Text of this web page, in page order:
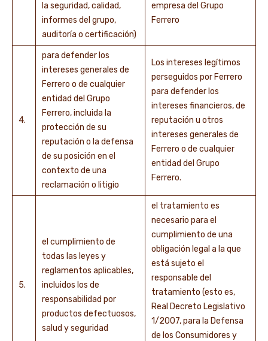
la seguridad, calidad,
informes del grupo,
auditoría o certificación)
empresa del Grupo
Ferrero
4.
para defender los
intereses generales de
Ferrero o de cualquier
entidad del Grupo
Ferrero, incluida la
protección de su
reputación o la defensa
de su posición en el
contexto de una
reclamación o litigio
Los intereses legítimos
perseguidos por Ferrero
para defender los
intereses financieros, de
reputación u otros
intereses generales de
Ferrero o de cualquier
entidad del Grupo
Ferrero.
5.
el cumplimiento de
todas las leyes y
reglamentos aplicables,
incluidos los de
responsabilidad por
productos defectuosos,
salud y seguridad
el tratamiento es
necesario para el
cumplimiento de una
obligación legal a la que
está sujeto el
responsable del
tratamiento (esto es,
Real Decreto Legislativo
1/2007, para la Defensa
de los Consumidores y